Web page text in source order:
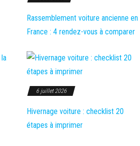
Rassemblement voiture ancienne en
France : 4 rendez-vous à comparer
6 juillet 2026
Hivernage voiture : checklist 20
étapes à imprimer